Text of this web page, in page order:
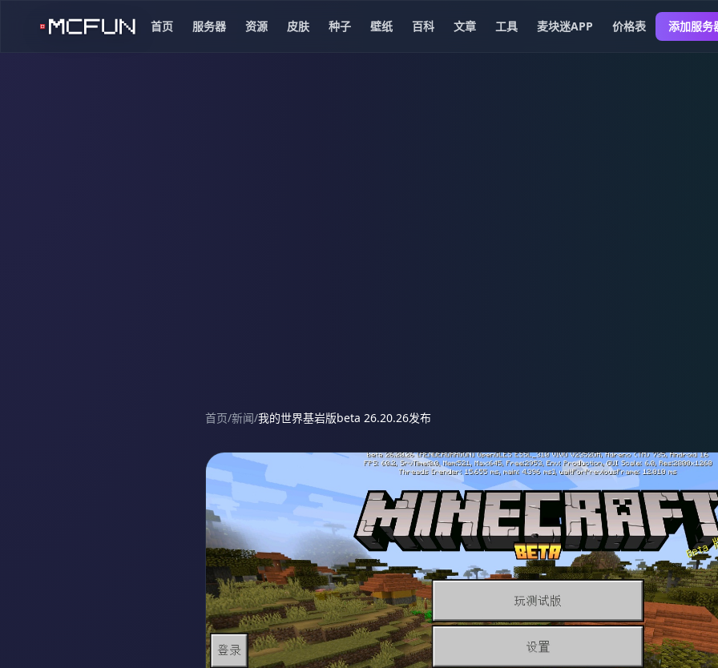
首页 服务器 资源 皮肤 种子 壁纸 百科 文章 工具 麦块迷APP 价格表 添加服务
首页/新闻/我的世界基岩版beta 26.20.26发布